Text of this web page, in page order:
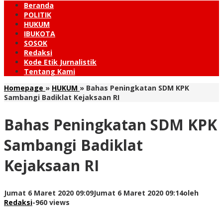
Beranda
POLITIK
HUKUM
IBUKOTA
SOSOK
Redaksi
Kode Etik Jurnalistik
Tentang Kami
Homepage » HUKUM » Bahas Peningkatan SDM KPK
Sambangi Badiklat Kejaksaan RI
Bahas Peningkatan SDM KPK
Sambangi Badiklat
Kejaksaan RI
Jumat 6 Maret 2020 09:09Jumat 6 Maret 2020 09:14oleh
Redaksi-960 views